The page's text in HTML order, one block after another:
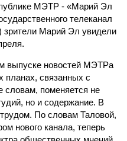
МЭТР - «Марий Эл
телеканал
Марий Эл увидели
выпуске новостей МЭТРа
планах, связанных с
словам, поменяется не
но и содержание. В
По словам Таловой,
нового канала, теперь